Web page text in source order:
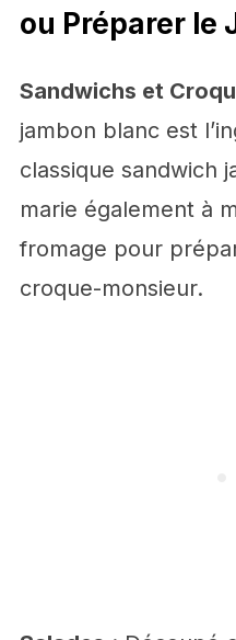
ou Préparer le
Sandwichs et
jambon blanc est
classique sandwich
marie également à
fromage pour
croque-monsieur.